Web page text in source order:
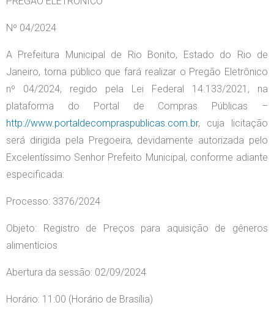
Nº 04/2024
A Prefeitura Municipal de Rio Bonito, Estado do Rio de
Janeiro, torna público que fará realizar o Pregão Eletrônico
nº 04/2024, regido pela Lei Federal 14.133/2021, na
plataforma do Portal de Compras Públicas –
http://www.portaldecompraspublicas.com.br, cuja licitação
será dirigida pela Pregoeira, devidamente autorizada pelo
Excelentíssimo Senhor Prefeito Municipal, conforme adiante
especificada:
Processo: 3376/2024
Objeto: Registro de Preços para aquisição de gêneros
alimentícios
Abertura da sessão: 02/09/2024
Horário: 11:00 (Horário de Brasília)